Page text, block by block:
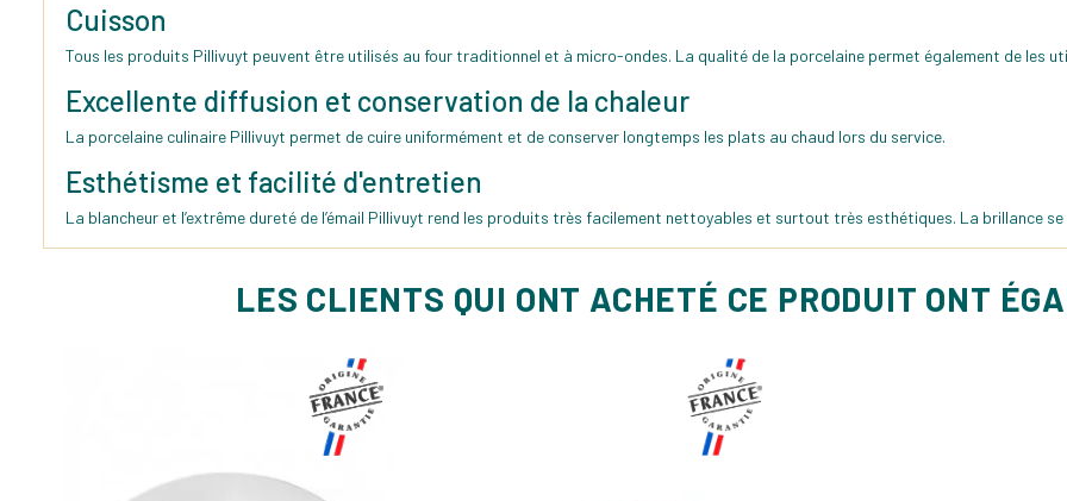
Cuisson
Tous les produits Pillivuyt peuvent être utilisés au four traditionnel et à micro-ondes. La qualité de la porcelaine permet également de les
Excellente diffusion et conservation de la chaleur
La porcelaine culinaire Pillivuyt permet de cuire uniformément et de conserver longtemps les plats au chaud lors du service.
Esthétisme et facilité d'entretien
La blancheur et l’extrême dureté de l’émail Pillivuyt rend les produits très facilement nettoyables et surtout très esthétiques. La brillance
LES CLIENTS QUI ONT ACHETÉ CE PRODUIT ONT